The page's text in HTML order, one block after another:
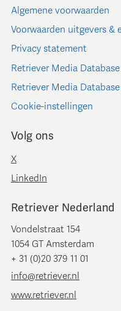
Algemene voorwaarden
Voorwaarden uitgevers &
Privacy statement
Retriever Media
Retriever Media
Cookie-instellingen
Volg ons
X
LinkedIn
Retriever Nederland
Vondelstraat 154
1054 GT Amsterdam
+ 31 (0)20 379 11 01
info@retriever.nl
www.retriever.nl